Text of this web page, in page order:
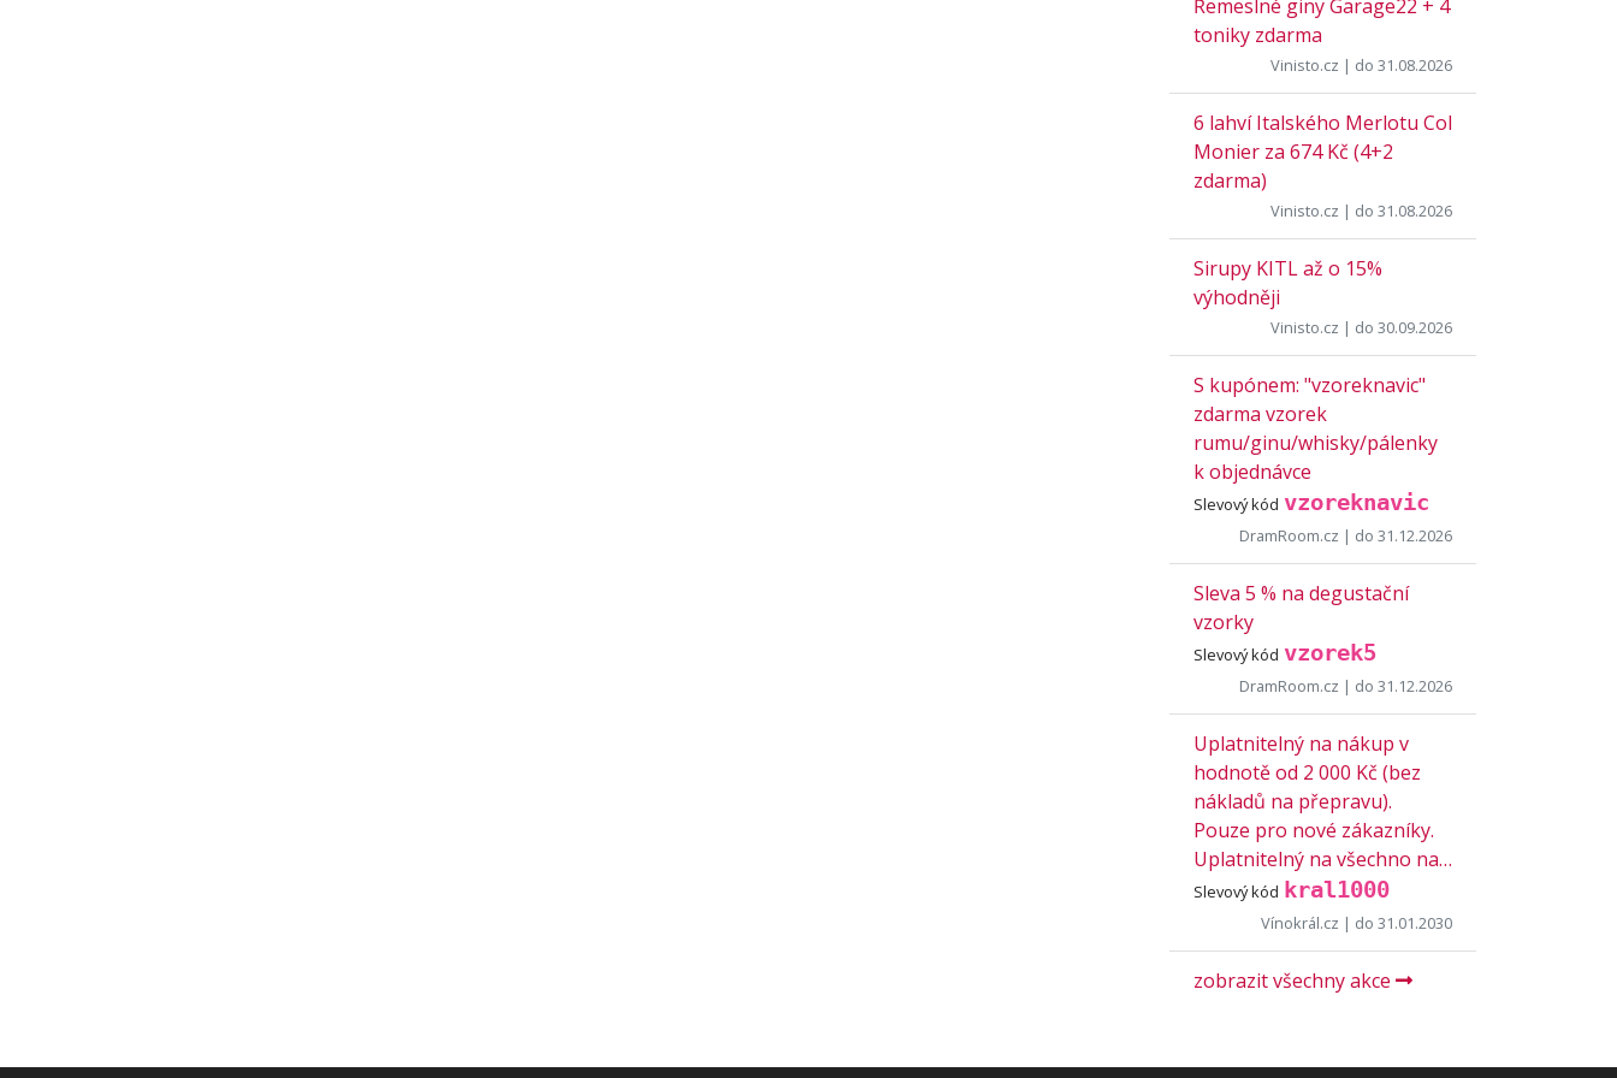
Řemeslné giny Garage22 + 4
toniky zdarma
Vinisto.cz | do 31.08.2026
6 lahví Italského Merlotu Col
Monier za 674 Kč (4+2
zdarma)
Vinisto.cz | do 31.08.2026
Sirupy KITL až o 15%
výhodněji
Vinisto.cz | do 30.09.2026
S kupónem: "vzoreknavic"
zdarma vzorek
rumu/ginu/whisky/pálenky
k objednávce
Slevový kód vzoreknavic
DramRoom.cz | do 31.12.2026
Sleva 5 % na degustační
vzorky
Slevový kód vzorek5
DramRoom.cz | do 31.12.2026
Uplatnitelný na nákup v
hodnotě od 2 000 Kč (bez
nákladů na přepravu).
Pouze pro nové zákazníky.
Uplatnitelný na všechno na…
Slevový kód kral1000
Vínokrál.cz | do 31.01.2030
zobrazit všechny akce